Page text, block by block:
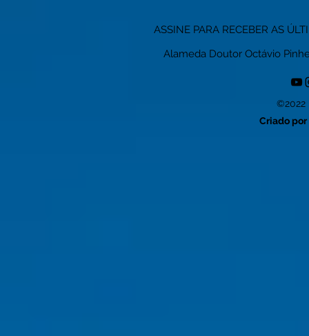
ASSINE PARA RECEBER AS
Alameda Doutor Octávio
©2022
Criado por